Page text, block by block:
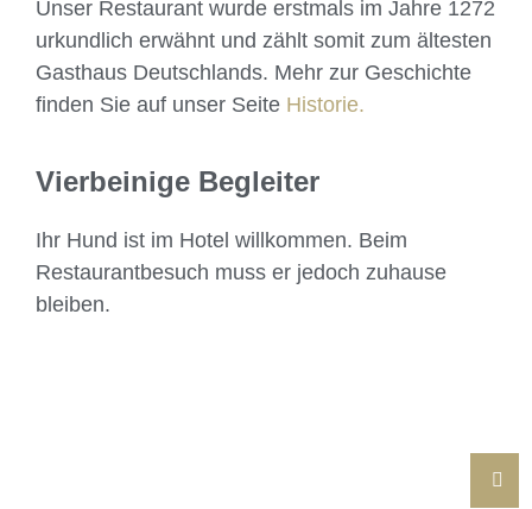
Unser Restaurant wurde erstmals im Jahre 1272
urkundlich erwähnt und zählt somit zum ältesten
Gasthaus Deutschlands. Mehr zur Geschichte
finden Sie auf unser Seite Historie.
Vierbeinige Begleiter
Ihr Hund ist im Hotel willkommen. Beim
Restaurantbesuch muss er jedoch zuhause
bleiben.